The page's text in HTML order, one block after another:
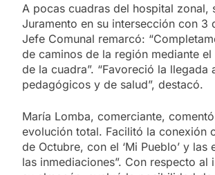
A pocas cuadras del hospital zonal,
Juramento en su intersección con 3
Jefe Comunal remarcó:
de caminos de la región mediante
de la cuadra”. “Favoreció la llegada
pedagógicos y de salud”, destacó.
María Lomba, comerciante,
evolución total. Facilitó la conexión
de Octubre, con el ‘Mi Pueblo’ y las
las inmediaciones”. Con respecto al